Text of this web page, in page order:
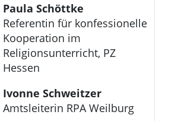
Paula Schöttke
Referentin für konfessionelle
Kooperation im
Religionsunterricht, PZ
Hessen
Ivonne Schweitzer
Amtsleiterin RPA Weilburg